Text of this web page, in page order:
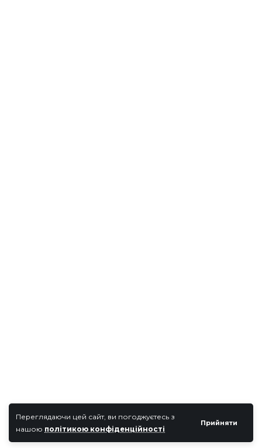
Переглядаючи цей сайт, ви погоджуєтесь з
нашою політикою конфіденційності
Прийняти